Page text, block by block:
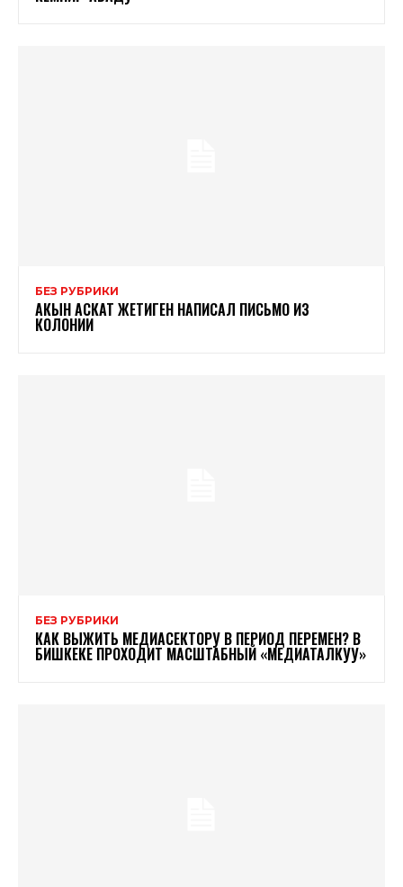
БЕЗ РУБРИКИ
АКЫН АСКАТ ЖЕТИГЕН НАПИСАЛ ПИСЬМО ИЗ
КОЛОНИИ
БЕЗ РУБРИКИ
КАК ВЫЖИТЬ МЕДИАСЕКТОРУ В ПЕРИОД ПЕРЕМЕН? В
БИШКЕКЕ ПРОХОДИТ МАСШТАБНЫЙ «МЕДИАТАЛКУУ»